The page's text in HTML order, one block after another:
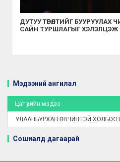
ДУТУУ ТӨРӨЛТИЙГ БУУРУУЛАХ
САЙН ТУРШЛАГЫГ ХЭЛЭЛЦЭЖ
Мэдээний ангилал
Цаг үеийн мэдээ
УЛААНБУРХАН ӨВЧИНТЭЙ
Сошиалд дагаарай